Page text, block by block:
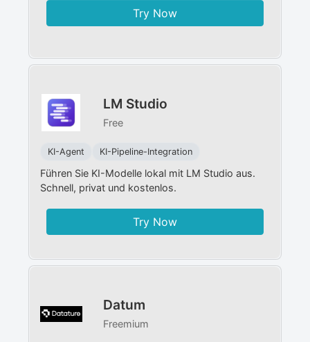
Try Now
LM Studio
Free
KI-Agent KI-Pipeline-Integration
Führen Sie KI-Modelle lokal mit LM Studio aus.
Schnell, privat und kostenlos.
Try Now
Datum
Freemium